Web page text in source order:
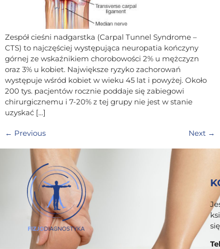
Zespół cieśni nadgarstka (Carpal Tunnel Syndrome –
CTS) to najczęściej występująca neuropatia kończyny
górnej ze wskaźnikiem chorobowości 2% u mężczyzn
oraz 3% u kobiet. Największe ryzyko zachorowań
występuje wśród kobiet w wieku 45 lat i powyżej. Około
200 tys. pacjentów rocznie poddaje się zabiegowi
chirurgicznemu i 7-20% z tej grupy nie jest w stanie
uzyskać […]
← Previous Next →